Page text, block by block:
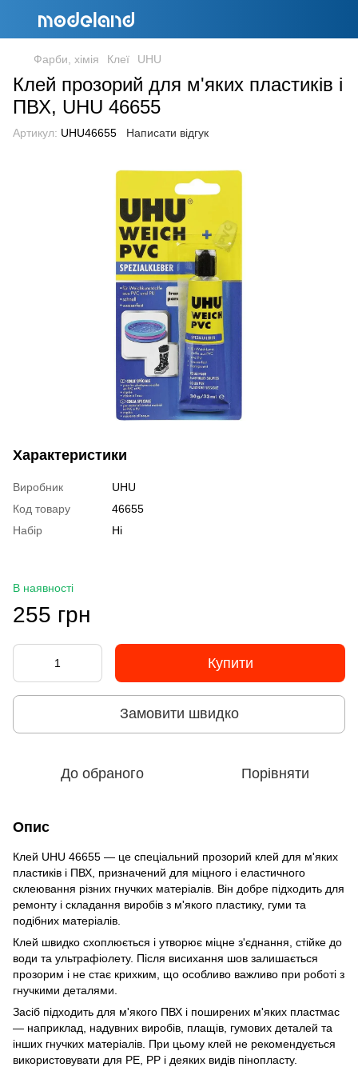
Фарби, хімія Клеї UHU
Клей прозорий для м'яких пластиків і
ПВХ, UHU 46655
Артикул: UHU46655 Написати відгук
Характеристики
Виробник
UHU
Код товару
46655
Набір
Ні
В наявності
255 грн
Купити
Замовити швидко
До обраного Порівняти
Опис
Клей UHU 46655 — це спеціальний прозорий клей для м'яких
пластиків і ПВХ, призначений для міцного і еластичного
склеювання різних гнучких матеріалів. Він добре підходить для
ремонту і складання виробів з м'якого пластику, гуми та
подібних матеріалів.
Клей швидко схоплюється і утворює міцне з'єднання, стійке до
води та ультрафіолету. Після висихання шов залишається
прозорим і не стає крихким, що особливо важливо при роботі з
гнучкими деталями.
Засіб підходить для м'якого ПВХ і поширених м'яких пластмас
— наприклад, надувних виробів, плащів, гумових деталей та
інших гнучких матеріалів. При цьому клей не рекомендується
використовувати для PE, PP і деяких видів пінопласту.